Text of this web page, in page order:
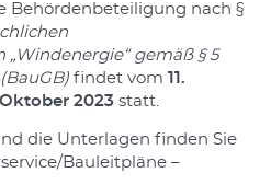
Behördenbeteiligung nach §
gemäß § 5
findet vom 11.
2023 statt.
die Unterlagen finden Sie
Bauleitpläne –